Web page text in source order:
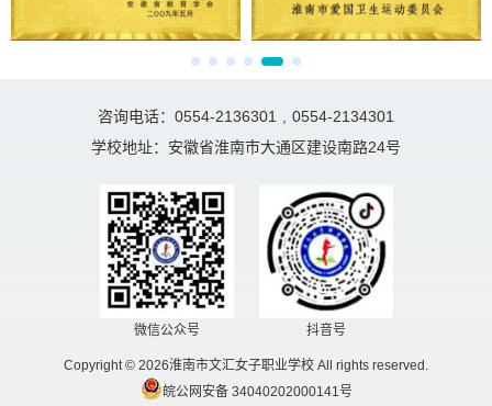
咨询电话：0554-2136301
0554-2134301
学校地址：安徽省淮南市大通区建设南路24号
微信公众号 抖音号
Copyright © 2026淮南市文汇女子职业学校 All rights reserved.
皖公网安备 34040202000141号